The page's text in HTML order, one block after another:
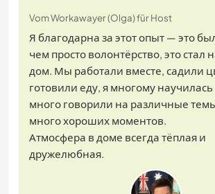
Vom Workawayer (Olga) für Host
Я благодарна за этот опыт — это
чем просто волонтёрство, это стал
дом. Мы работали вместе, садили
готовили еду, я многому
много говорили на различные
много хороших моментов.
Атмосфера в доме всегда тёплая и
дружелюбная.